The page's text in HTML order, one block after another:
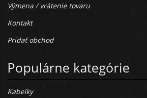
Výmena / vrátenie tovaru
Kontakt
Pridať obchod
Populárne kategórie
Kabelky